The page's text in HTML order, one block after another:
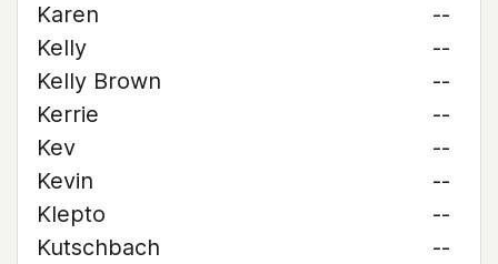
Karen
--
Kelly
--
Kelly Brown
--
Kerrie
--
Kev
--
Kevin
--
Klepto
--
Kutschbach
--